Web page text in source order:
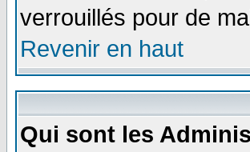
verrouillés pour de
Revenir en haut
Qui sont les